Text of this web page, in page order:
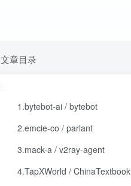
文章目录
1.bytebot-ai / bytebot
2.emcie-co / parlant
3.mack-a / v2ray-agent
4.TapXWorld / ChinaTextbook
文章目录
1.bytebot-ai / bytebot
2.emcie-co / parlant
3.mack-a / v2ray-agent
4.TapXWorld / ChinaTextbook